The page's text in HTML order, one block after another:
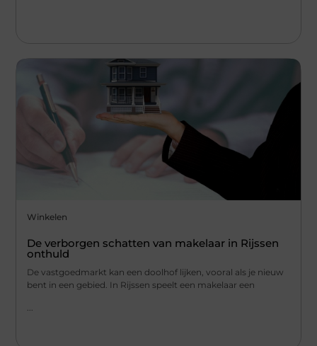
Winkelen
De verborgen schatten van makelaar in Rijssen
onthuld
De vastgoedmarkt kan een doolhof lijken, vooral als je nieuw
bent in een gebied. In Rijssen speelt een makelaar een
...